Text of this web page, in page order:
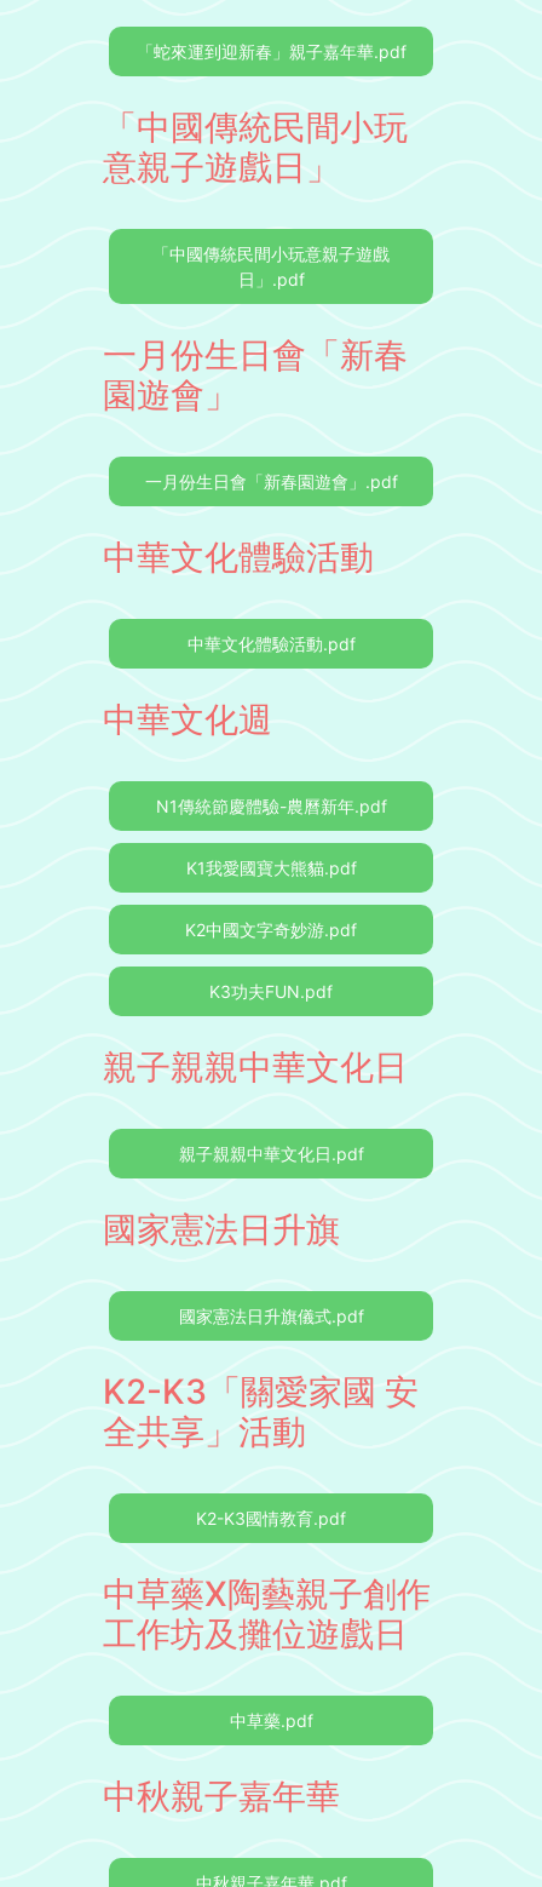
「蛇來運到迎新春」親子嘉年華.pdf
「中國傳統民間小玩
意親子遊戲日」
「中國傳統民間小玩意親子遊戲
日」.pdf
一月份生日會「新春
園遊會」
一月份生日會「新春園遊會」.pdf
中華文化體驗活動
中華文化體驗活動.pdf
中華文化週
N1傳統節慶體驗-農曆新年.pdf
K1我愛國寶大熊貓.pdf
K2中國文字奇妙游.pdf
K3功夫FUN.pdf
親子親親中華文化日
親子親親中華文化日.pdf
國家憲法日升旗
國家憲法日升旗儀式.pdf
K2-K3「關愛家國 安
全共享」活動
K2-K3國情教育.pdf
中草藥X陶藝親子創作
工作坊及攤位遊戲日
中草藥.pdf
中秋親子嘉年華
中秋親子嘉年華.pdf